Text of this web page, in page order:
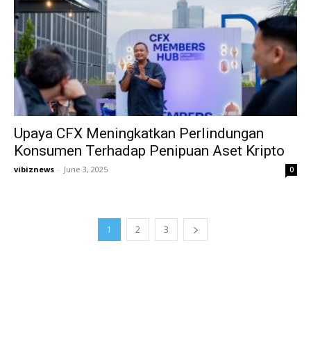
Upaya CFX Meningkatkan Perlindungan
Konsumen Terhadap Penipuan Aset Kripto
vibiznews - June 3, 2025 0
1 2 3